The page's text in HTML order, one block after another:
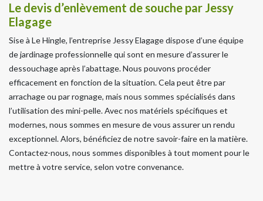
Le devis d’enlèvement de souche par Jessy
Elagage
Sise à Le Hingle, l’entreprise Jessy Elagage dispose d’une équipe
de jardinage professionnelle qui sont en mesure d’assurer le
dessouchage après l’abattage. Nous pouvons procéder
efficacement en fonction de la situation. Cela peut être par
arrachage ou par rognage, mais nous sommes spécialisés dans
l’utilisation des mini-pelle. Avec nos matériels spécifiques et
modernes, nous sommes en mesure de vous assurer un rendu
exceptionnel. Alors, bénéficiez de notre savoir-faire en la matière.
Contactez-nous, nous sommes disponibles à tout moment pour le
mettre à votre service, selon votre convenance.